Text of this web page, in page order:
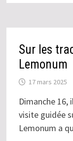
SMARTPHONE
Sur les
Lemonum
17 mars 2025
Dimanche 16,
visite guidée
Lemonum a